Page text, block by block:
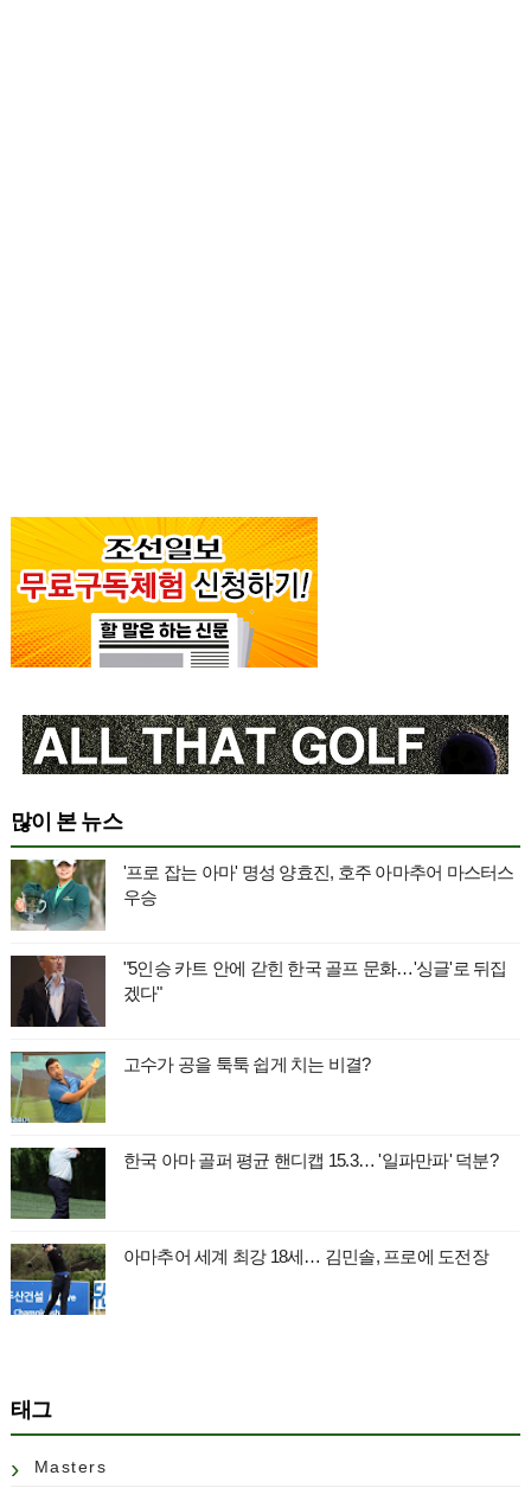
많이 본 뉴스
'프로 잡는 아마' 명성 양효진, 호주 아마추어 마스터스
우승
"5인승 카트 안에 갇힌 한국 골프 문화…'싱글'로 뒤집
겠다"
고수가 공을 툭툭 쉽게 치는 비결?
한국 아마 골퍼 평균 핸디캡 15.3… '일파만파' 덕분?
아마추어 세계 최강 18세… 김민솔, 프로에 도전장
태그
Masters